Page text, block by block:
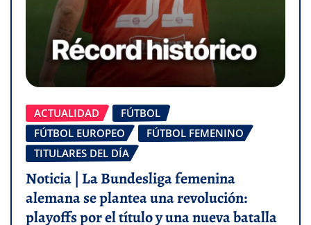
ACTUALIDAD
FÚTBOL
FÚTBOL EUROPEO
FÚTBOL FEMENINO
TITULARES DEL DÍA
Noticia | La Bundesliga femenina
alemana se plantea una revolución:
playoffs por el título y una nueva batalla